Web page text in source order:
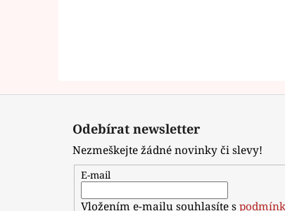
Z
Odebírat newsletter
Nezmeškejte žádné novinky či slevy!
E-mail
Vložením e-mailu souhlasíte s